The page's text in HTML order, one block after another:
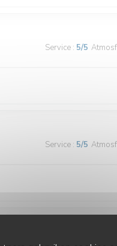
Service : 5/5
Service : 5/5
Service